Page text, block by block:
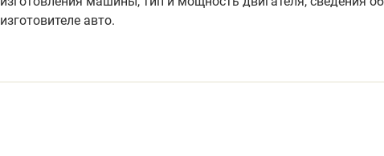
изготовителе авто.